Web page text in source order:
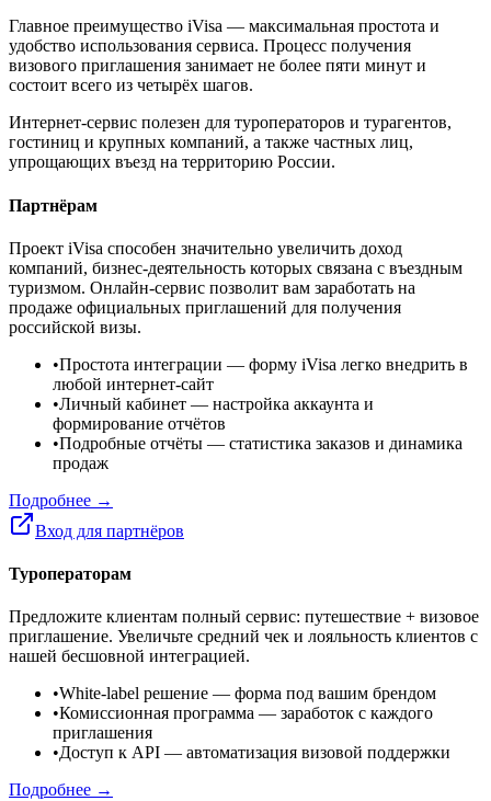
Главное преимущество iVisa — максимальная простота и
удобство использования сервиса. Процесс получения
визового приглашения занимает не более пяти минут и
состоит всего из четырёх шагов.
Интернет-сервис полезен для туроператоров и турагентов,
гостиниц и крупных компаний, а также частных лиц,
упрощающих въезд на территорию России.
Партнёрам
Проект iVisa способен значительно увеличить доход
компаний, бизнес-деятельность которых связана с въездным
туризмом. Онлайн-сервис позволит вам заработать на
продаже официальных приглашений для получения
российской визы.
•Простота интеграции — форму iVisa легко внедрить в
любой интернет-сайт
•Личный кабинет — настройка аккаунта и
формирование отчётов
•Подробные отчёты — статистика заказов и динамика
продаж
Подробнее →
Вход для партнёров
Туроператорам
Предложите клиентам полный сервис: путешествие + визовое
приглашение. Увеличьте средний чек и лояльность клиентов с
нашей бесшовной интеграцией.
•White-label решение — форма под вашим брендом
•Комиссионная программа — заработок с каждого
приглашения
•Доступ к API — автоматизация визовой поддержки
Подробнее →